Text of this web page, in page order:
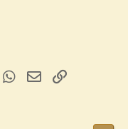
TumblrWhatsApp
e-mail